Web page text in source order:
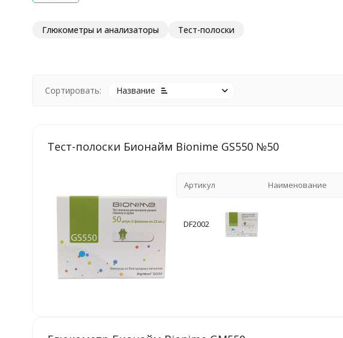
Глюкометры и анализаторы Тест-полоски
Сортировать: Название
Тест-полоски Бионайм Bionime GS550 №50
Артикул Наименование
DF2002